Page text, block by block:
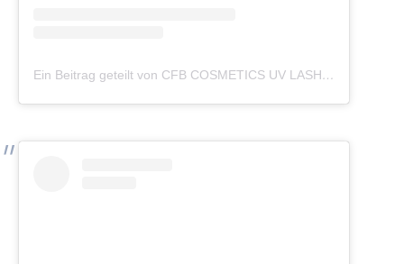
Ein Beitrag geteilt von CFB COSMETICS UV LASHES (@cfb_cosmetics_germany)